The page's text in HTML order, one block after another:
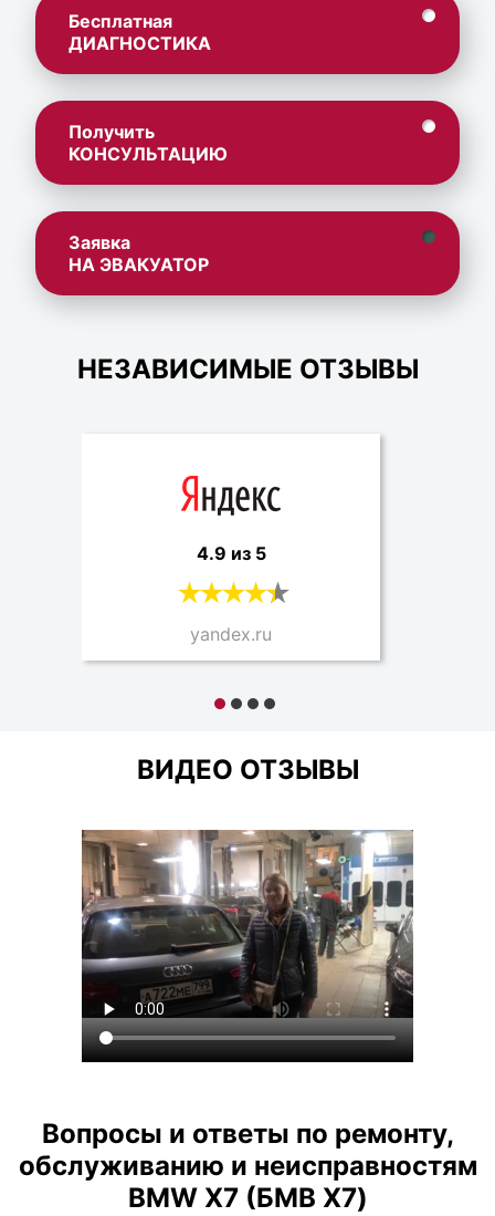
Бесплатная
ДИАГНОСТИКА
Получить
КОНСУЛЬТАЦИЮ
Заявка
НА ЭВАКУАТОР
НЕЗАВИСИМЫЕ ОТЗЫВЫ
4.9 из 5
yandex.ru
ВИДЕО ОТЗЫВЫ
Вопросы и ответы по ремонту,
обслуживанию и неисправностям
BMW X7 (БМВ Х7)